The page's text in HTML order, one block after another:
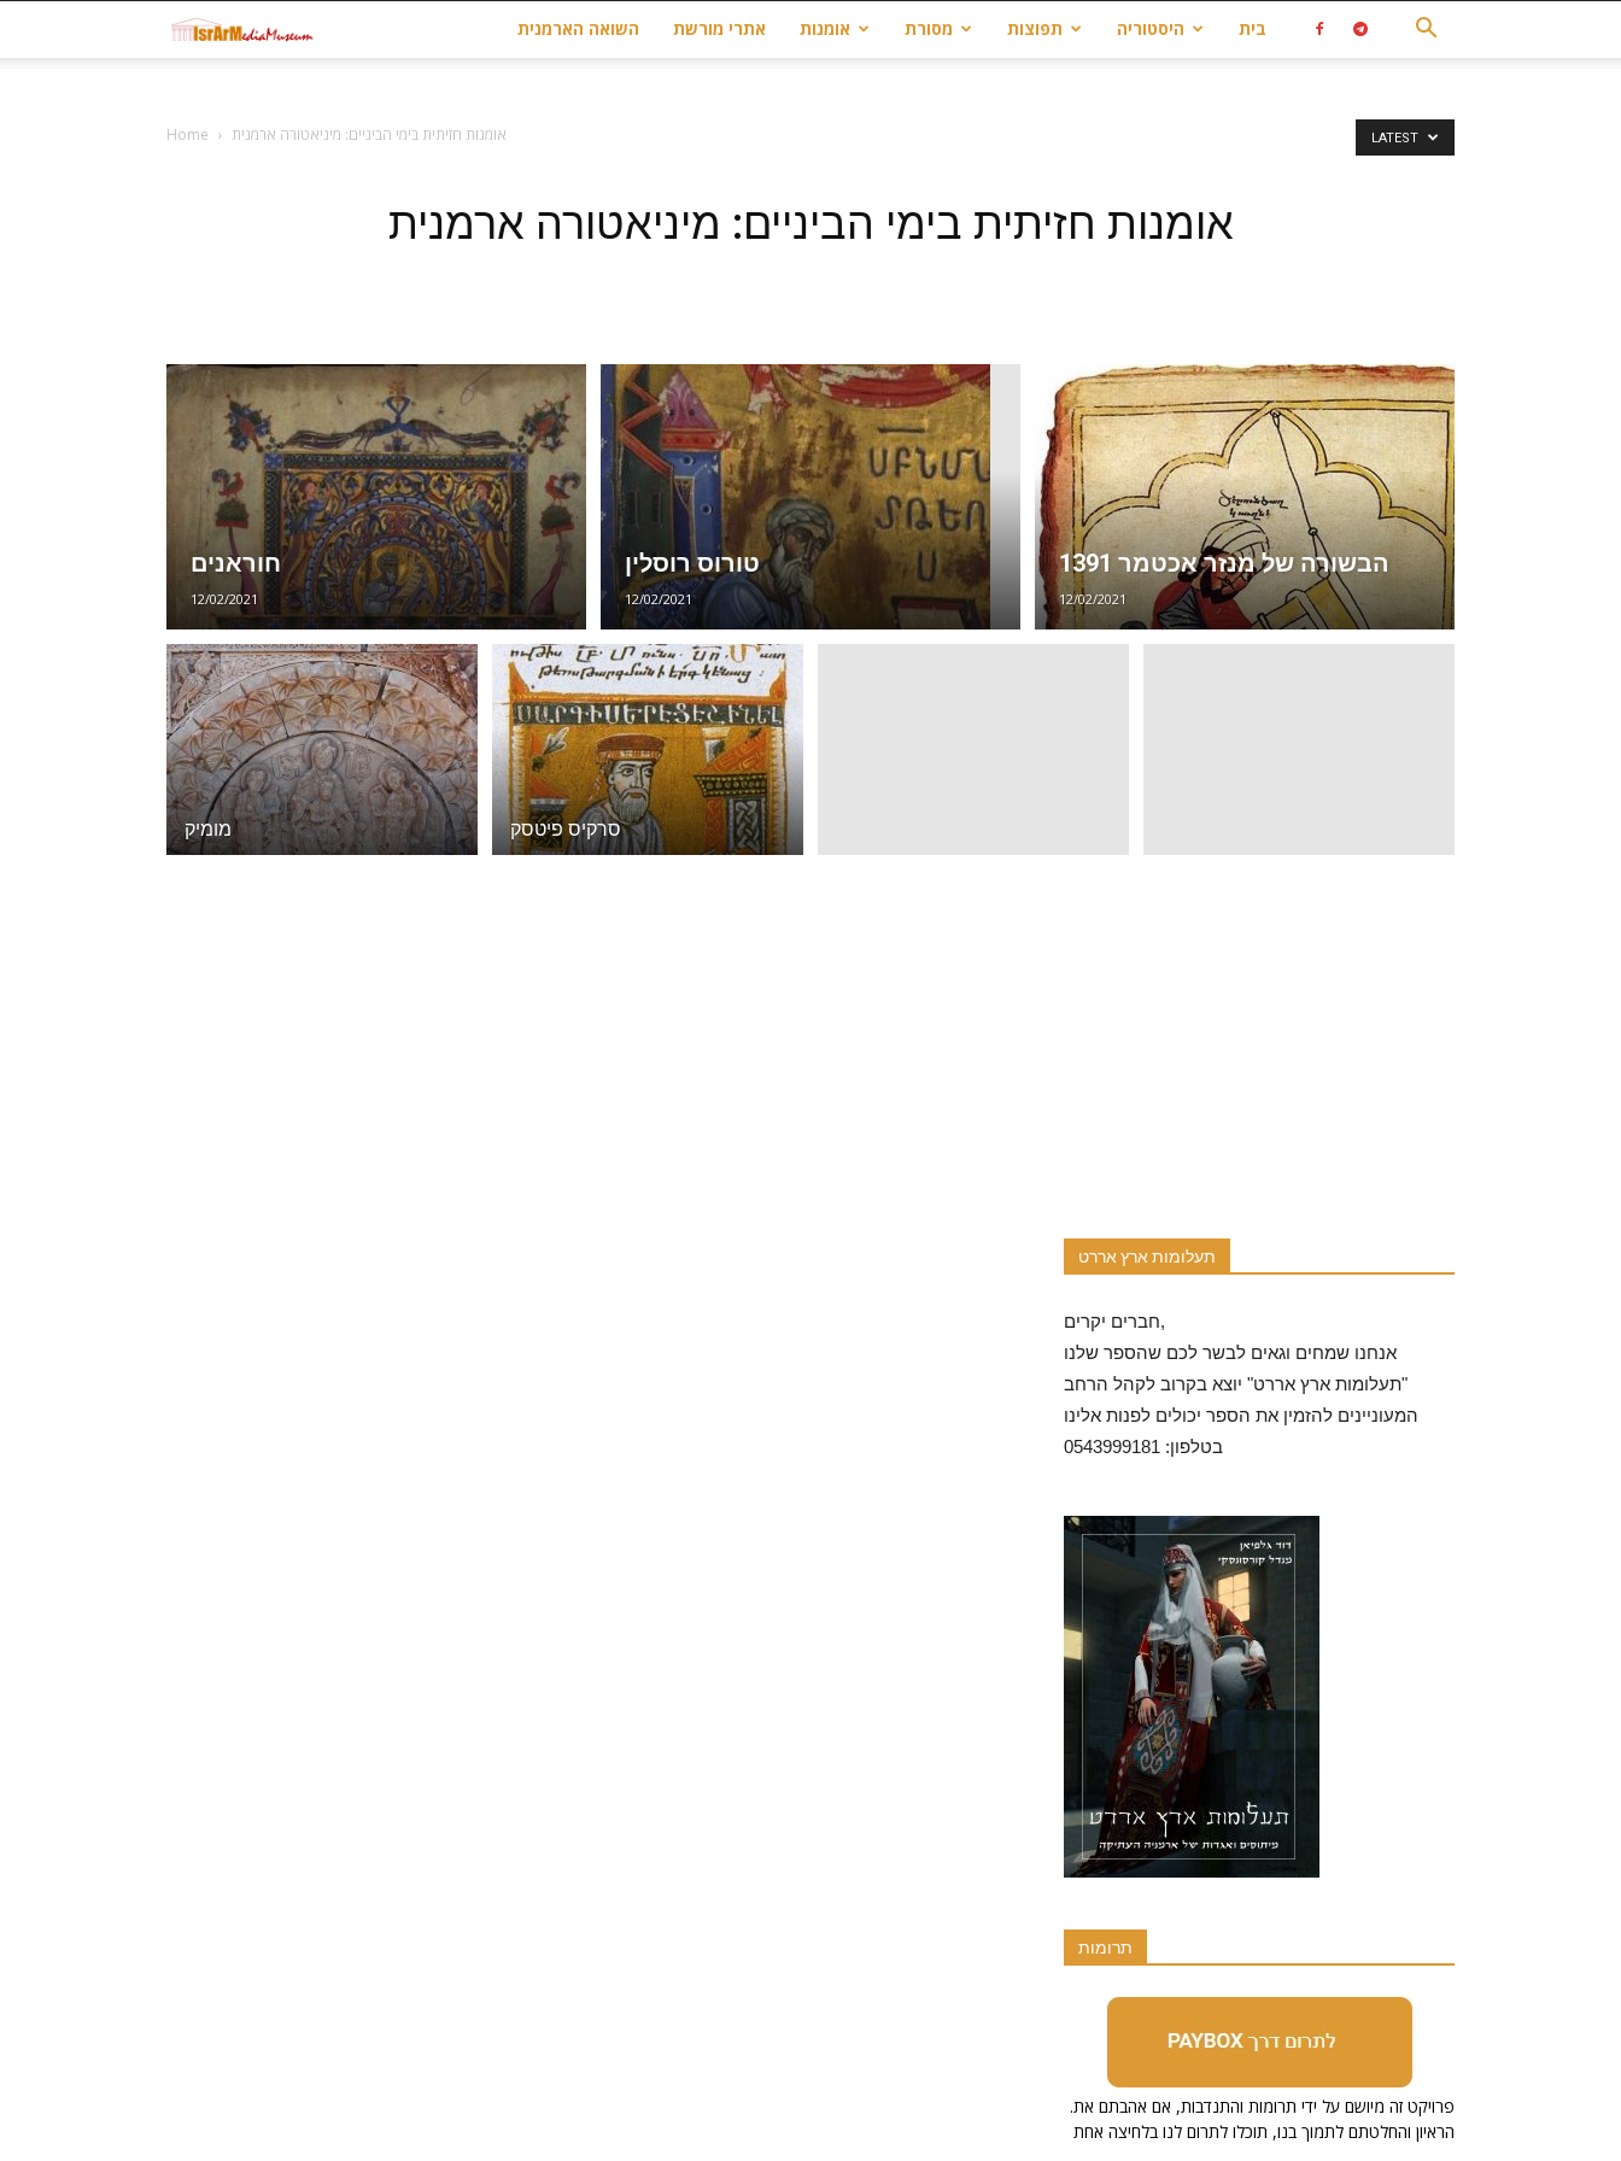
israrmedia.co.il
השואה הארמנית אתרי מורשת אומנות מסורת תפוצות היסטוריה בית
Home אומנות חזיתית בימי הביניים: מיניאטורה ארמנית
אומנות חזיתית בימי הביניים: מיניאטורה ארמנית
LATEST
חוראנים
12/02/2021
טורוס רוסלין
12/02/2021
הבשורה של מנזר אכטמר 1391
12/02/2021
מומיק סרקיס פיטסק
תעלומות ארץ אררט
חברים יקרים,
אנחנו שמחים וגאים לבשר לכם שהספר שלנו
"תעלומות ארץ אררט" יוצא בקרוב לקהל הרחב
המעוניינים להזמין את הספר יכולים לפנות אלינו
בטלפון: 0543999181
תרומות
.פרויקט זה מיושם על ידי תרומות והתנדבות, אם אהבתם את
הראיון והחלטתם לתמוך בנו, תוכלו לתרום לנו בלחיצה אחת